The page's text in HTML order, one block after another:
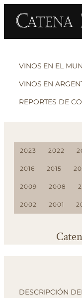
VINOS EN EL
VINOS EN
REPORTES DE
2023 2022
2016 2015
2009 2008
2002 2001
DESCRIPCIÓN